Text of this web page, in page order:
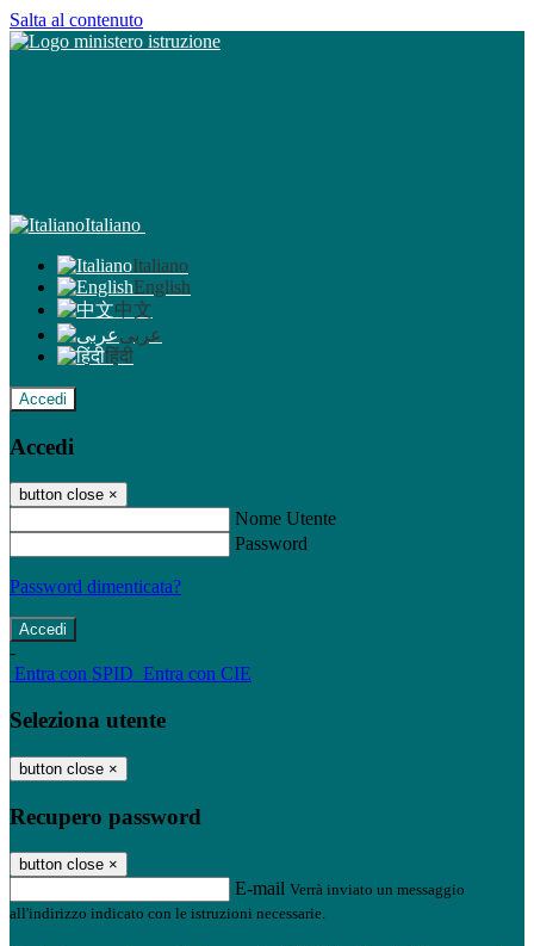
Salta al contenuto
Italiano
Italiano
English
中文
عربى
हिंदी
Accedi
Accedi
button close ×
Nome Utente
Password
Password dimenticata?
-
Entra con SPID Entra con CIE
Seleziona utente
button close ×
Recupero password
button close ×
E-mail Verrà inviato un messaggio
all'indirizzo indicato con le istruzioni necessarie.